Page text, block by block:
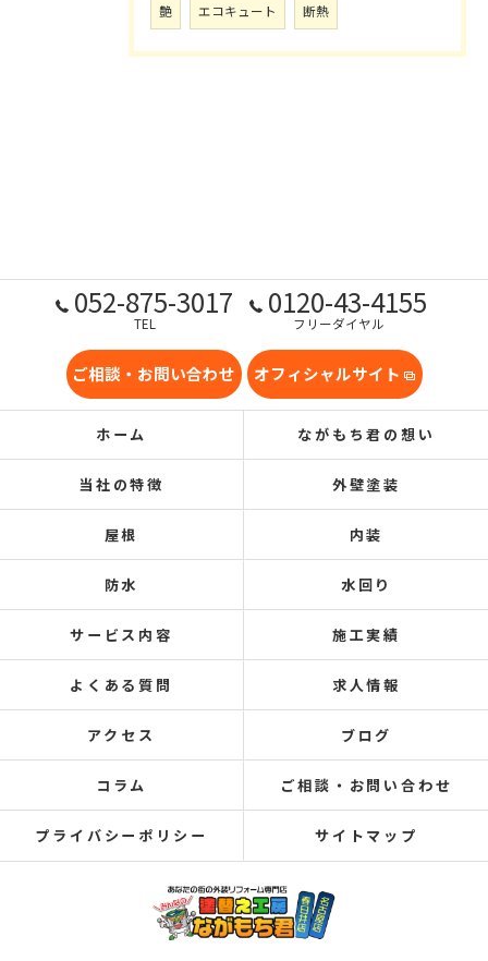
艶 エコキュート 断熱
052-875-3017
TEL
0120-43-4155
フリーダイヤル
ご相談・お問い合わせ オフィシャルサイト
ホーム ながもち君の想い
当社の特徴 外壁塗装
屋根 内装
防水 水回り
サービス内容 施工実績
よくある質問 求人情報
アクセス ブログ
コラム ご相談・お問い合わせ
プライバシーポリシー サイトマップ